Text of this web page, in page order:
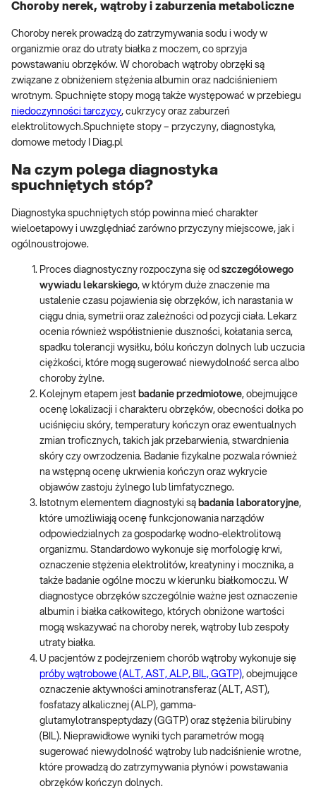
Choroby nerek, wątroby i zaburzenia metaboliczne
Choroby nerek prowadzą do zatrzymywania sodu i wody w
organizmie oraz do utraty białka z moczem, co sprzyja
powstawaniu obrzęków. W chorobach wątroby obrzęki są
związane z obniżeniem stężenia albumin oraz nadciśnieniem
wrotnym. Spuchnięte stopy mogą także występować w przebiegu
niedoczynności tarczycy, cukrzycy oraz zaburzeń
elektrolitowych.Spuchnięte stopy – przyczyny, diagnostyka,
domowe metody I Diag.pl
Na czym polega diagnostyka
spuchniętych stóp?
Diagnostyka spuchniętych stóp powinna mieć charakter
wieloetapowy i uwzględniać zarówno przyczyny miejscowe, jak i
ogólnoustrojowe.
Proces diagnostyczny rozpoczyna się od szczegółowego
wywiadu lekarskiego, w którym duże znaczenie ma
ustalenie czasu pojawienia się obrzęków, ich narastania w
ciągu dnia, symetrii oraz zależności od pozycji ciała. Lekarz
ocenia również współistnienie duszności, kołatania serca,
spadku tolerancji wysiłku, bólu kończyn dolnych lub uczucia
ciężkości, które mogą sugerować niewydolność serca albo
choroby żylne.
Kolejnym etapem jest badanie przedmiotowe, obejmujące
ocenę lokalizacji i charakteru obrzęków, obecności dołka po
uciśnięciu skóry, temperatury kończyn oraz ewentualnych
zmian troficznych, takich jak przebarwienia, stwardnienia
skóry czy owrzodzenia. Badanie fizykalne pozwala również
na wstępną ocenę ukrwienia kończyn oraz wykrycie
objawów zastoju żylnego lub limfatycznego.
Istotnym elementem diagnostyki są badania laboratoryjne,
które umożliwiają ocenę funkcjonowania narządów
odpowiedzialnych za gospodarkę wodno-elektrolitową
organizmu. Standardowo wykonuje się morfologię krwi,
oznaczenie stężenia elektrolitów, kreatyniny i mocznika, a
także badanie ogólne moczu w kierunku białkomoczu. W
diagnostyce obrzęków szczególnie ważne jest oznaczenie
albumin i białka całkowitego, których obniżone wartości
mogą wskazywać na choroby nerek, wątroby lub zespoły
utraty białka.
U pacjentów z podejrzeniem chorób wątroby wykonuje się
próby wątrobowe (ALT, AST, ALP, BIL, GGTP), obejmujące
oznaczenie aktywności aminotransferaz (ALT, AST),
fosfatazy alkalicznej (ALP), gamma-
glutamylotranspeptydazy (GGTP) oraz stężenia bilirubiny
(BIL). Nieprawidłowe wyniki tych parametrów mogą
sugerować niewydolność wątroby lub nadciśnienie wrotne,
które prowadzą do zatrzymywania płynów i powstawania
obrzęków kończyn dolnych.